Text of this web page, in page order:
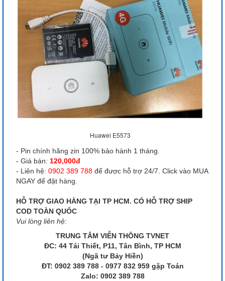
Huawei E5573
- Pin chính hãng zin 100% bảo hành 1 tháng.
- Giá bán: 120,000đ
- Liên hệ: 0902 389 788 để được hỗ trợ 24/7. Click vào MUA
NGAY để đặt hàng.
HỖ TRỢ GIAO HÀNG TẠI TP HCM. CÓ HỖ TRỢ SHIP
COD TOÀN QUỐC
Vui lòng liên hệ:
TRUNG TÂM VIỄN THÔNG TVNET
ĐC: 44 Tái Thiết, P11, Tân Bình, TP HCM
(Ngã tư Bảy Hiền)
ĐT: 0902 389 788 - 0977 832 959 gặp Toán
Zalo: 0902 389 788